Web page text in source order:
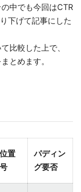
中でも今回はCTR
下げて記事にした
比較した上で、
とめます。
置
パディン
グ要否